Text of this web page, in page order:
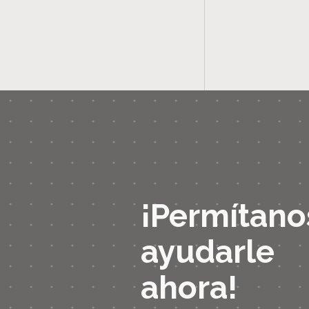
ayudarle
ahora!